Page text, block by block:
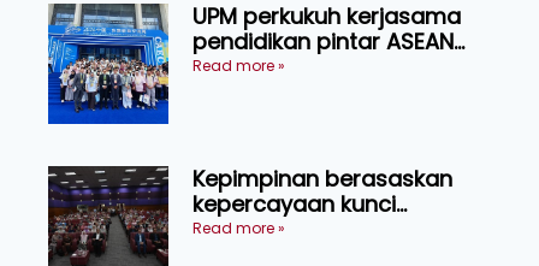
UPM perkukuh kerjasama
pendidikan pintar ASEAN
menerusi lawatan rasmi ke
Read more »
Kepimpinan berasaskan
kepercayaan kunci
kecemerlangan institusi -
Read more »